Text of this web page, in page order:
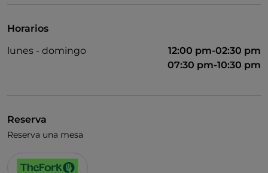
Horarios
lunes - domingo
12:00 pm-02:30 pm
07:30 pm-10:30 pm
Reserva
Reserva una mesa